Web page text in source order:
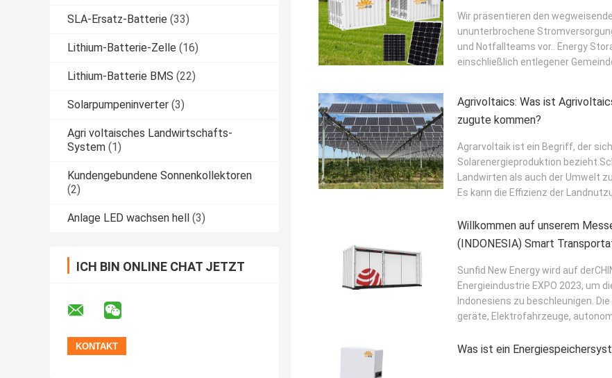
SLA-Ersatz-Batterie (33)
Lithium-Batterie-Zelle (16)
Lithium-Batterie BMS (22)
Solarpumpeninverter (3)
Agri voltaisches Landwirtschafts-
System (1)
Kundengebundene Sonnenkollektoren
(2)
Anlage LED wachsen hell (3)
ICH BIN ONLINE CHAT JETZT
Wir präsentieren den
ununterbrochene
und Notfallteams vor.. Energy
einschließlich entlegener
Agrivoltaics: Was ist
zugute kommen?
Agrarvoltaik ist ein Begriff, der
Solarenergieproduktion
Landwirten als auch der Umwelt
Es kann die Effizienz der
Willkommen auf unserem
(INDONESIA) Smart
Sunfid New Energy wird auf
Energieindustrie EXPO 2023, um
Indonesiens zu beschleunigen.
geräte, Elektrofahrzeuge,
Was ist ein